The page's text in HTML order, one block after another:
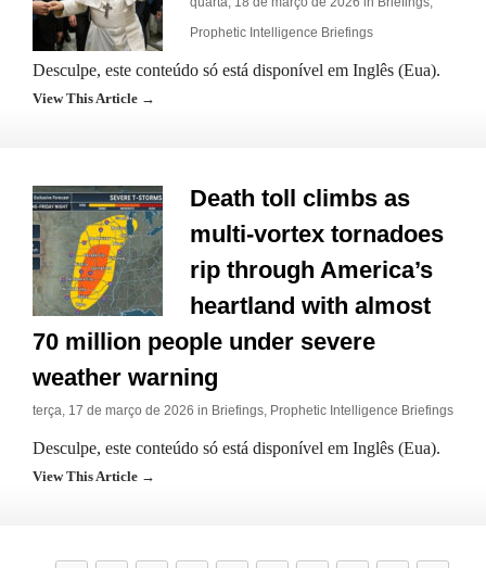
Prophetic Intelligence Briefings
Desculpe, este conteúdo só está disponível em Inglês (Eua).
View This Article →
Death toll climbs as
multi-vortex tornadoes
rip through America’s
heartland with almost
70 million people under severe
weather warning
terça, 17 de março de 2026 in Briefings, Prophetic Intelligence Briefings
Desculpe, este conteúdo só está disponível em Inglês (Eua).
View This Article →